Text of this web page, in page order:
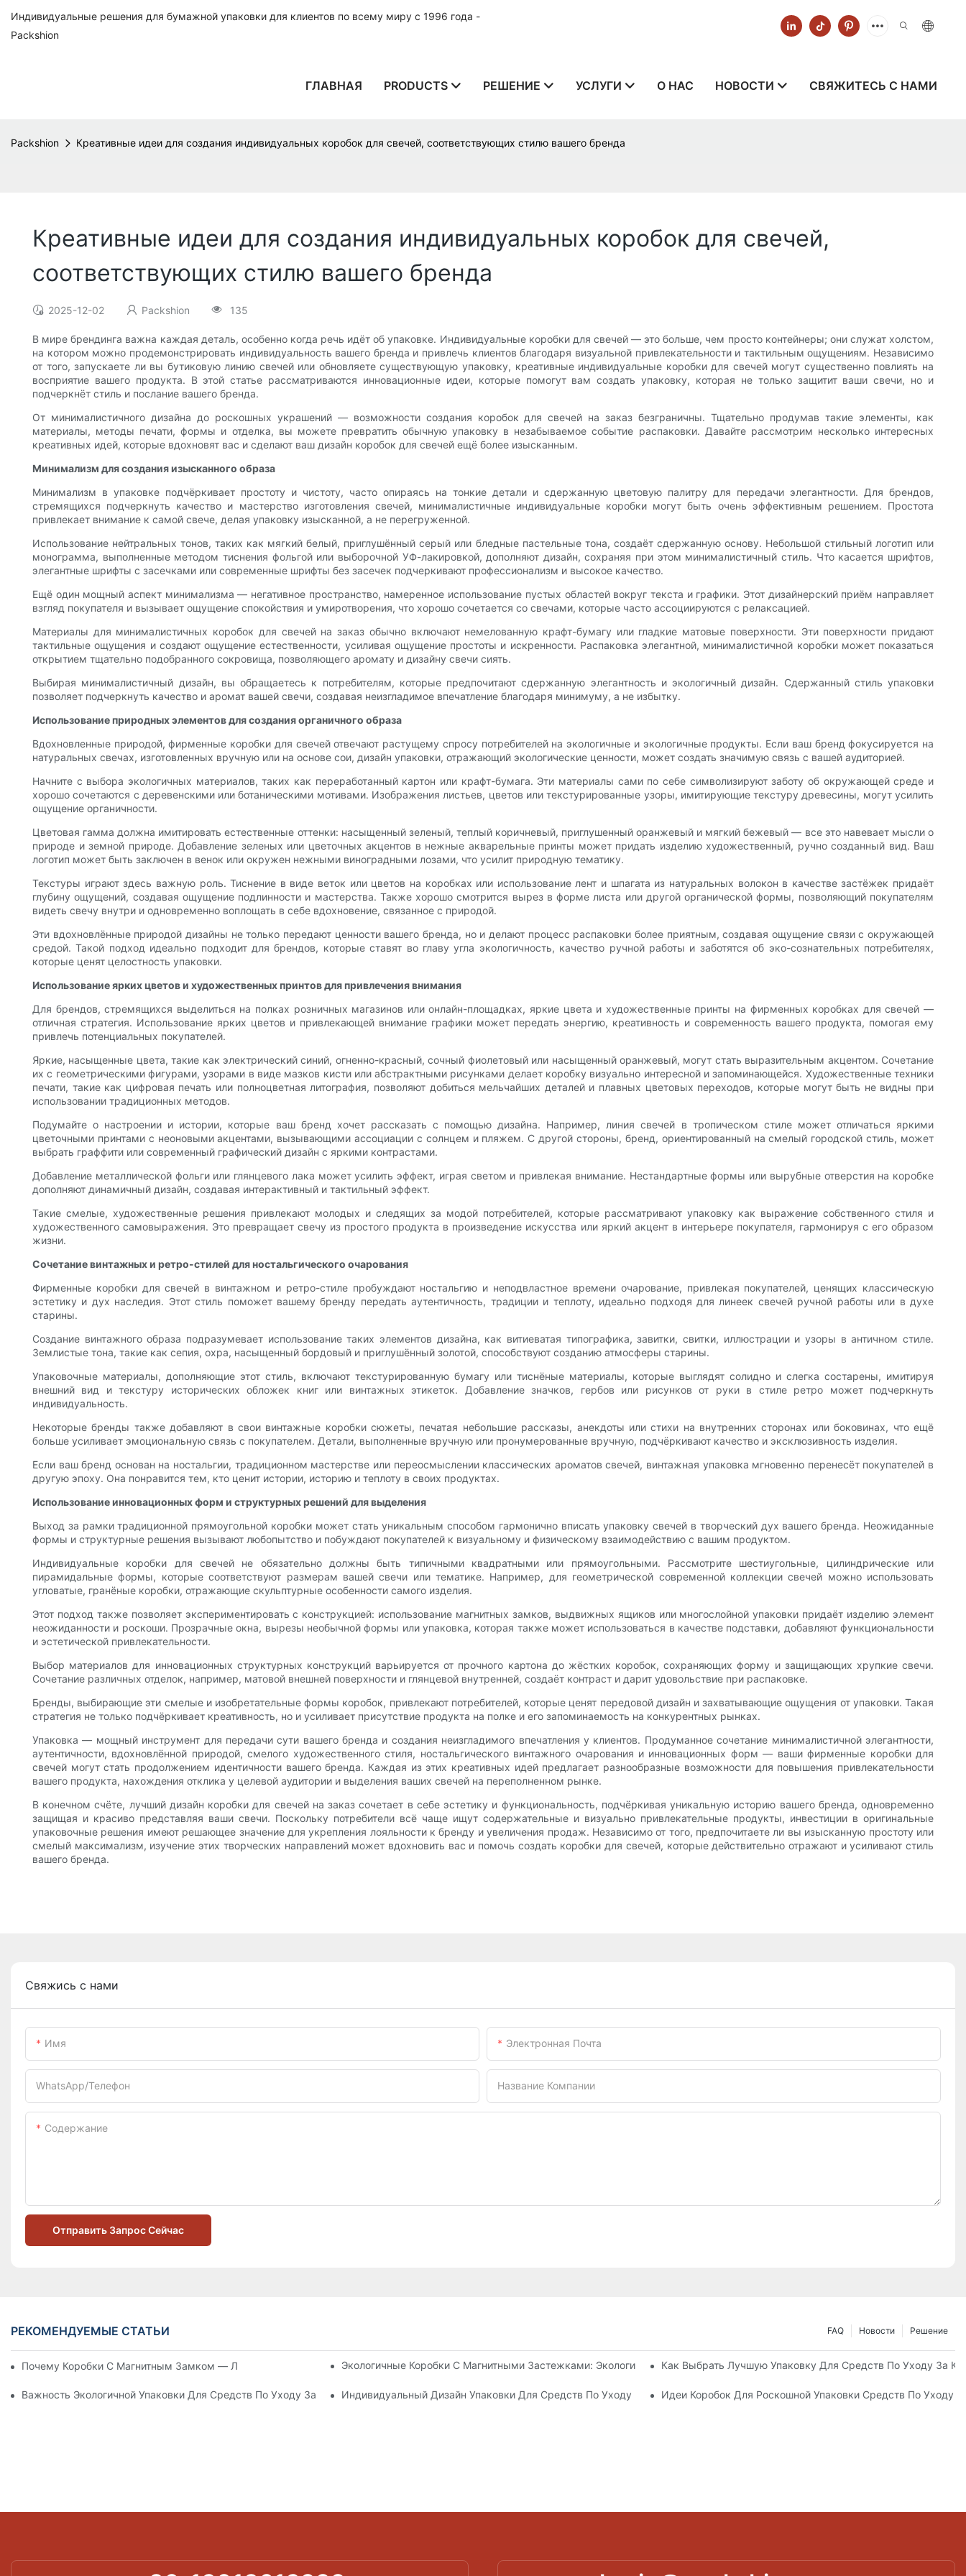
Индивидуальные решения для бумажной упаковки для клиентов по всему миру с 1996 года -
Packshion
ГЛАВНАЯ PRODUCTS РЕШЕНИЕ УСЛУГИ О НАС НОВОСТИ СВЯЖИТЕСЬ С НАМИ
Packshion Креативные идеи для создания индивидуальных коробок для свечей, соответствующих стилю вашего бренда
Креативные идеи для создания индивидуальных коробок для свечей,
соответствующих стилю вашего бренда
2025-12-02 Packshion 135
В мире брендинга важна каждая деталь, особенно когда речь идёт об упаковке. Индивидуальные коробки для свечей — это больше, чем просто контейнеры; они служат холстом,
на котором можно продемонстрировать индивидуальность вашего бренда и привлечь клиентов благодаря визуальной привлекательности и тактильным ощущениям. Независимо
от того, запускаете ли вы бутиковую линию свечей или обновляете существующую упаковку, креативные индивидуальные коробки для свечей могут существенно повлиять на
восприятие вашего продукта. В этой статье рассматриваются инновационные идеи, которые помогут вам создать упаковку, которая не только защитит ваши свечи, но и
подчеркнёт стиль и послание вашего бренда.
От минималистичного дизайна до роскошных украшений — возможности создания коробок для свечей на заказ безграничны. Тщательно продумав такие элементы, как
материалы, методы печати, формы и отделка, вы можете превратить обычную упаковку в незабываемое событие распаковки. Давайте рассмотрим несколько интересных
креативных идей, которые вдохновят вас и сделают ваш дизайн коробок для свечей ещё более изысканным.
Минимализм для создания изысканного образа
Минимализм в упаковке подчёркивает простоту и чистоту, часто опираясь на тонкие детали и сдержанную цветовую палитру для передачи элегантности. Для брендов,
стремящихся подчеркнуть качество и мастерство изготовления свечей, минималистичные индивидуальные коробки могут быть очень эффективным решением. Простота
привлекает внимание к самой свече, делая упаковку изысканной, а не перегруженной.
Использование нейтральных тонов, таких как мягкий белый, приглушённый серый или бледные пастельные тона, создаёт сдержанную основу. Небольшой стильный логотип или
монограмма, выполненные методом тиснения фольгой или выборочной УФ-лакировкой, дополняют дизайн, сохраняя при этом минималистичный стиль. Что касается шрифтов,
элегантные шрифты с засечками или современные шрифты без засечек подчеркивают профессионализм и высокое качество.
Ещё один мощный аспект минимализма — негативное пространство, намеренное использование пустых областей вокруг текста и графики. Этот дизайнерский приём направляет
взгляд покупателя и вызывает ощущение спокойствия и умиротворения, что хорошо сочетается со свечами, которые часто ассоциируются с релаксацией.
Материалы для минималистичных коробок для свечей на заказ обычно включают немелованную крафт-бумагу или гладкие матовые поверхности. Эти поверхности придают
тактильные ощущения и создают ощущение естественности, усиливая ощущение простоты и искренности. Распаковка элегантной, минималистичной коробки может показаться
открытием тщательно подобранного сокровища, позволяющего аромату и дизайну свечи сиять.
Выбирая минималистичный дизайн, вы обращаетесь к потребителям, которые предпочитают сдержанную элегантность и экологичный дизайн. Сдержанный стиль упаковки
позволяет подчеркнуть качество и аромат вашей свечи, создавая неизгладимое впечатление благодаря минимуму, а не избытку.
Использование природных элементов для создания органичного образа
Вдохновленные природой, фирменные коробки для свечей отвечают растущему спросу потребителей на экологичные и экологичные продукты. Если ваш бренд фокусируется на
натуральных свечах, изготовленных вручную или на основе сои, дизайн упаковки, отражающий экологические ценности, может создать значимую связь с вашей аудиторией.
Начните с выбора экологичных материалов, таких как переработанный картон или крафт-бумага. Эти материалы сами по себе символизируют заботу об окружающей среде и
хорошо сочетаются с деревенскими или ботаническими мотивами. Изображения листьев, цветов или текстурированные узоры, имитирующие текстуру древесины, могут усилить
ощущение органичности.
Цветовая гамма должна имитировать естественные оттенки: насыщенный зеленый, теплый коричневый, приглушенный оранжевый и мягкий бежевый — все это навевает мысли о
природе и земной природе. Добавление зеленых или цветочных акцентов в нежные акварельные принты может придать изделию художественный, ручно созданный вид. Ваш
логотип может быть заключен в венок или окружен нежными виноградными лозами, что усилит природную тематику.
Текстуры играют здесь важную роль. Тиснение в виде веток или цветов на коробках или использование лент и шпагата из натуральных волокон в качестве застёжек придаёт
глубину ощущений, создавая ощущение подлинности и мастерства. Также хорошо смотрится вырез в форме листа или другой органической формы, позволяющий покупателям
видеть свечу внутри и одновременно воплощать в себе вдохновение, связанное с природой.
Эти вдохновлённые природой дизайны не только передают ценности вашего бренда, но и делают процесс распаковки более приятным, создавая ощущение связи с окружающей
средой. Такой подход идеально подходит для брендов, которые ставят во главу угла экологичность, качество ручной работы и заботятся об эко-сознательных потребителях,
которые ценят целостность упаковки.
Использование ярких цветов и художественных принтов для привлечения внимания
Для брендов, стремящихся выделиться на полках розничных магазинов или онлайн-площадках, яркие цвета и художественные принты на фирменных коробках для свечей —
отличная стратегия. Использование ярких цветов и привлекающей внимание графики может передать энергию, креативность и современность вашего продукта, помогая ему
привлечь потенциальных покупателей.
Яркие, насыщенные цвета, такие как электрический синий, огненно-красный, сочный фиолетовый или насыщенный оранжевый, могут стать выразительным акцентом. Сочетание
их с геометрическими фигурами, узорами в виде мазков кисти или абстрактными рисунками делает коробку визуально интересной и запоминающейся. Художественные техники
печати, такие как цифровая печать или полноцветная литография, позволяют добиться мельчайших деталей и плавных цветовых переходов, которые могут быть не видны при
использовании традиционных методов.
Подумайте о настроении и истории, которые ваш бренд хочет рассказать с помощью дизайна. Например, линия свечей в тропическом стиле может отличаться яркими
цветочными принтами с неоновыми акцентами, вызывающими ассоциации с солнцем и пляжем. С другой стороны, бренд, ориентированный на смелый городской стиль, может
выбрать граффити или современный графический дизайн с яркими контрастами.
Добавление металлической фольги или глянцевого лака может усилить эффект, играя светом и привлекая внимание. Нестандартные формы или вырубные отверстия на коробке
дополняют динамичный дизайн, создавая интерактивный и тактильный эффект.
Такие смелые, художественные решения привлекают молодых и следящих за модой потребителей, которые рассматривают упаковку как выражение собственного стиля и
художественного самовыражения. Это превращает свечу из простого продукта в произведение искусства или яркий акцент в интерьере покупателя, гармонируя с его образом
жизни.
Сочетание винтажных и ретро-стилей для ностальгического очарования
Фирменные коробки для свечей в винтажном и ретро-стиле пробуждают ностальгию и неподвластное времени очарование, привлекая покупателей, ценящих классическую
эстетику и дух наследия. Этот стиль поможет вашему бренду передать аутентичность, традиции и теплоту, идеально подходя для линеек свечей ручной работы или в духе
старины.
Создание винтажного образа подразумевает использование таких элементов дизайна, как витиеватая типографика, завитки, свитки, иллюстрации и узоры в античном стиле.
Землистые тона, такие как сепия, охра, насыщенный бордовый и приглушённый золотой, способствуют созданию атмосферы старины.
Упаковочные материалы, дополняющие этот стиль, включают текстурированную бумагу или тиснёные материалы, которые выглядят солидно и слегка состарены, имитируя
внешний вид и текстуру исторических обложек книг или винтажных этикеток. Добавление значков, гербов или рисунков от руки в стиле ретро может подчеркнуть
индивидуальность.
Некоторые бренды также добавляют в свои винтажные коробки сюжеты, печатая небольшие рассказы, анекдоты или стихи на внутренних сторонах или боковинах, что ещё
больше усиливает эмоциональную связь с покупателем. Детали, выполненные вручную или пронумерованные вручную, подчёркивают качество и эксклюзивность изделия.
Если ваш бренд основан на ностальгии, традиционном мастерстве или переосмыслении классических ароматов свечей, винтажная упаковка мгновенно перенесёт покупателей в
другую эпоху. Она понравится тем, кто ценит истории, историю и теплоту в своих продуктах.
Использование инновационных форм и структурных решений для выделения
Выход за рамки традиционной прямоугольной коробки может стать уникальным способом гармонично вписать упаковку свечей в творческий дух вашего бренда. Неожиданные
формы и структурные решения вызывают любопытство и побуждают покупателей к визуальному и физическому взаимодействию с вашим продуктом.
Индивидуальные коробки для свечей не обязательно должны быть типичными квадратными или прямоугольными. Рассмотрите шестиугольные, цилиндрические или
пирамидальные формы, которые соответствуют размерам вашей свечи или тематике. Например, для геометрической современной коллекции свечей можно использовать
угловатые, гранёные коробки, отражающие скульптурные особенности самого изделия.
Этот подход также позволяет экспериментировать с конструкцией: использование магнитных замков, выдвижных ящиков или многослойной упаковки придаёт изделию элемент
неожиданности и роскоши. Прозрачные окна, вырезы необычной формы или упаковка, которая также может использоваться в качестве подставки, добавляют функциональности
и эстетической привлекательности.
Выбор материалов для инновационных структурных конструкций варьируется от прочного картона до жёстких коробок, сохраняющих форму и защищающих хрупкие свечи.
Сочетание различных отделок, например, матовой внешней поверхности и глянцевой внутренней, создаёт контраст и дарит удовольствие при распаковке.
Бренды, выбирающие эти смелые и изобретательные формы коробок, привлекают потребителей, которые ценят передовой дизайн и захватывающие ощущения от упаковки. Такая
стратегия не только подчёркивает креативность, но и усиливает присутствие продукта на полке и его запоминаемость на конкурентных рынках.
Упаковка — мощный инструмент для передачи сути вашего бренда и создания неизгладимого впечатления у клиентов. Продуманное сочетание минималистичной элегантности,
аутентичности, вдохновлённой природой, смелого художественного стиля, ностальгического винтажного очарования и инновационных форм — ваши фирменные коробки для
свечей могут стать продолжением идентичности вашего бренда. Каждая из этих креативных идей предлагает разнообразные возможности для повышения привлекательности
вашего продукта, нахождения отклика у целевой аудитории и выделения ваших свечей на переполненном рынке.
В конечном счёте, лучший дизайн коробки для свечей на заказ сочетает в себе эстетику и функциональность, подчёркивая уникальную историю вашего бренда, одновременно
защищая и красиво представляя ваши свечи. Поскольку потребители всё чаще ищут содержательные и визуально привлекательные продукты, инвестиции в оригинальные
упаковочные решения имеют решающее значение для укрепления лояльности к бренду и увеличения продаж. Независимо от того, предпочитаете ли вы изысканную простоту или
смелый максимализм, изучение этих творческих направлений может вдохновить вас и помочь создать коробки для свечей, которые действительно отражают и усиливают стиль
вашего бренда.
Свяжись с нами
Имя Электронная Почта
WhatsApp/телефон Название Компании
Содержание
Отправить Запрос Сейчас
РЕКОМЕНДУЕМЫЕ СТАТЬИ Решение
Новости
FAQ
Почему Коробки С Магнитным Замком — Лучший Выбор Для Упаковки Премиум-КлассаЭкологичные Коробки С Магнитными Застежками: Экологичные Упаковочные РешенияКак Выбрать Лучшую Упаковку Для Средств По Уходу За
Важность Экологичной Упаковки Для Средств По Уходу За КожейИндивидуальный Дизайн Упаковки Для Средств По Уходу За Кожей, Повышающий Лояльность К Бренду
Идеи Коробок Для Роскошной Упаковки Средств По Уходу